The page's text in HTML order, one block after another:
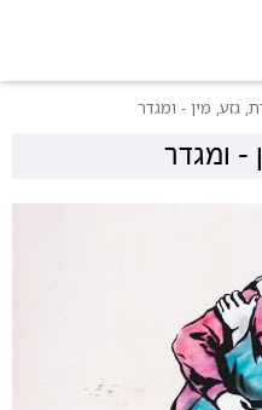
גזע, מין - ומגדר
- ומגדר